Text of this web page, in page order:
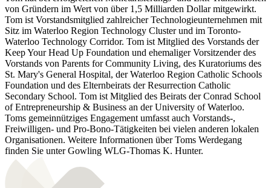
von Gründern im Wert von über 1,5 Milliarden Dollar mitgewirkt.
Tom ist Vorstandsmitglied zahlreicher Technologieunternehmen mit
Sitz im Waterloo Region Technology Cluster und im Toronto-
Waterloo Technology Corridor. Tom ist Mitglied des Vorstands der
Keep Your Head Up Foundation und ehemaliger Vorsitzender des
Vorstands von Parents for Community Living, des Kuratoriums des
St. Mary's General Hospital, der Waterloo Region Catholic Schools
Foundation und des Elternbeirats der Resurrection Catholic
Secondary School. Tom ist Mitglied des Beirats der Conrad School
of Entrepreneurship & Business an der University of Waterloo.
Toms gemeinnütziges Engagement umfasst auch Vorstands-,
Freiwilligen- und Pro-Bono-Tätigkeiten bei vielen anderen lokalen
Organisationen. Weitere Informationen über Toms Werdegang
finden Sie unter Gowling WLG-Thomas K. Hunter.